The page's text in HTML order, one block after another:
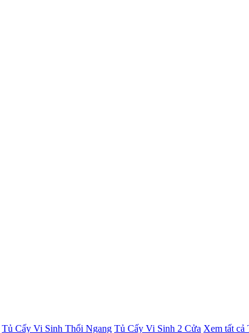
Tủ Cấy Vi Sinh Thổi Ngang Tủ Cấy Vi Sinh 2 Cửa Xem tất cả